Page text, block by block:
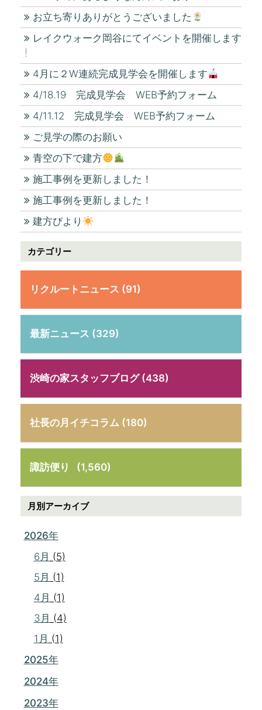
お立ち寄りありがとうございました
レイクウォーク岡谷にてイベントを開催します
4月に２W連続完成見学会を開催します
4/18.19 完成見学会 WEB予約フォーム
4/11.12 完成見学会 WEB予約フォーム
ご見学の際のお願い
青空の下で建方
施工事例を更新しました！
施工事例を更新しました！
建方びより
カテゴリー
リクルートニュース (91)
最新ニュース (329)
渋崎の家スタッフブログ (438)
社長の月イチコラム (180)
諏訪便り (1,560)
月別アーカイブ
2026年
6月 (5)
5月 (1)
4月 (1)
3月 (4)
1月 (1)
2025年
2024年
2023年